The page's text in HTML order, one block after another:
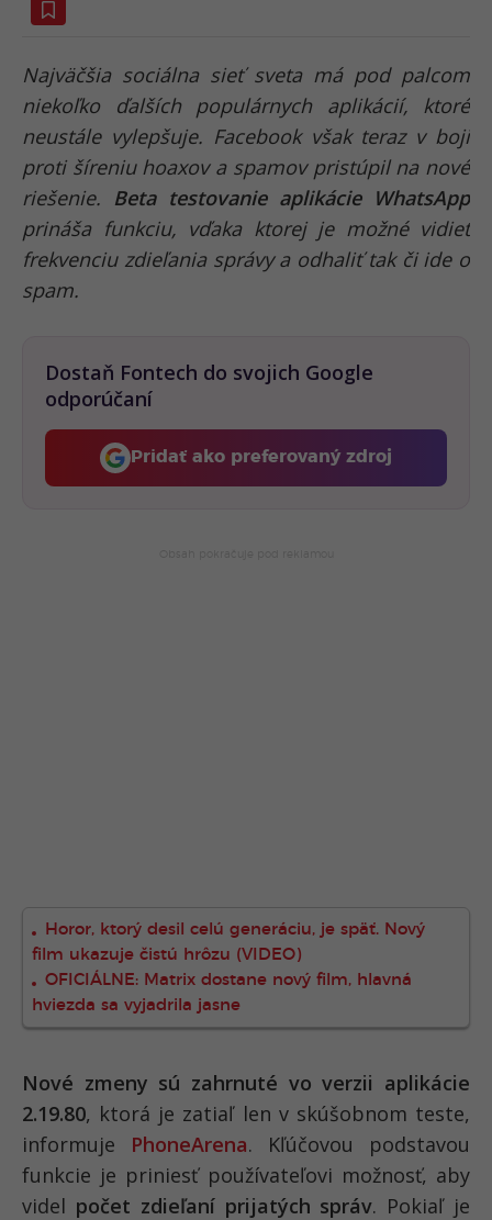
Najväčšia sociálna sieť sveta má pod palcom
niekoľko ďalších populárnych aplikácií, ktoré
neustále vylepšuje. Facebook však teraz v boji
proti šíreniu hoaxov a spamov pristúpil na nové
riešenie. Beta testovanie aplikácie WhatsApp
prináša funkciu, vďaka ktorej je možné vidieť
frekvenciu zdieľania správy a odhaliť tak či ide o
spam.
Dostaň Fontech do svojich Google
odporúčaní
Pridať ako preferovaný zdroj
Fontech, odkaz sa otvorí v
Horor, ktorý desil celú generáciu, je späť. Nový
film ukazuje čistú hrôzu (VIDEO)
OFICIÁLNE: Matrix dostane nový film, hlavná
hviezda sa vyjadrila jasne
Nové zmeny sú zahrnuté vo verzii aplikácie
2.19.80, ktorá je zatiaľ len v skúšobnom teste,
informuje PhoneArena. Kľúčovou podstavou
funkcie je priniesť používateľovi možnosť, aby
videl počet zdieľaní prijatých správ. Pokiaľ je